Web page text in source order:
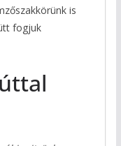
is
fogjuk